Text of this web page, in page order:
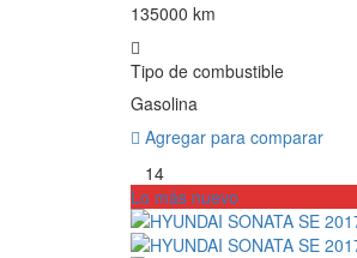
135000 km
Tipo de combustible
Gasolina
Agregar para comparar
14
Lo más nuevo